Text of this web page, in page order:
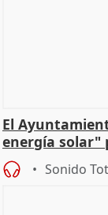
El
energía solar"
Sonido